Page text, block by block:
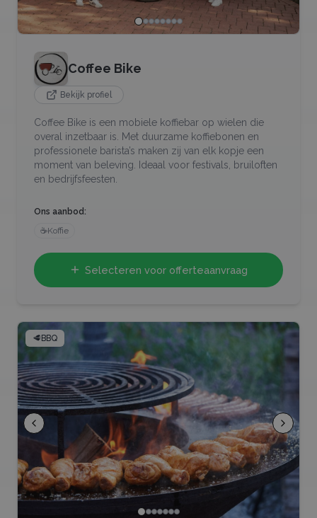
Coffee Bike
Bekijk profiel
Coffee Bike is een mobiele koffiebar op wielen die
overal inzetbaar is. Met duurzame koffiebonen en
professionele barista’s maken zij van elk kopje een
moment van beleving. Ideaal voor festivals, bruiloften
en bedrijfsfeesten.
Ons aanbod:
☕Koffie
Selecteren voor offerteaanvraag
🥩BBQ